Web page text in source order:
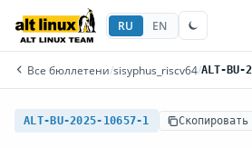
RU EN
Все бюллетени/sisyphus_riscv64/ALT-BU-
ALT-BU-2025-10657-1 Скопировать